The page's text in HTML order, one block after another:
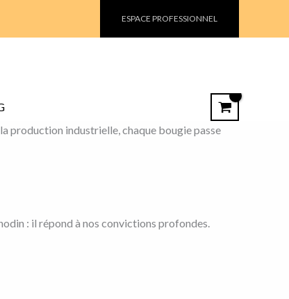
ESPACE PROFESSIONNEL
production industrielle, chaque bougie passe
: il répond à nos convictions profondes.